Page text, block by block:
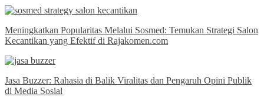
Meningkatkan Popularitas Melalui Sosmed: Temukan Strategi Salon
Kecantikan yang Efektif di Rajakomen.com
Jasa Buzzer: Rahasia di Balik Viralitas dan Pengaruh Opini Publik
di Media Sosial